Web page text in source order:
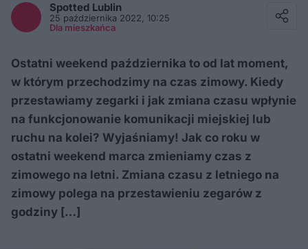
Spotted Lublin
25 października 2022, 10:25
Dla mieszkańca
Ostatni weekend października to od lat moment,
w którym przechodzimy na czas zimowy. Kiedy
przestawiamy zegarki i jak zmiana czasu wpłynie
na funkcjonowanie komunikacji miejskiej lub
ruchu na kolei? Wyjaśniamy! Jak co roku w
ostatni weekend marca zmieniamy czas z
zimowego na letni. Zmiana czasu z letniego na
zimowy polega na przestawieniu zegarów z
godziny […]